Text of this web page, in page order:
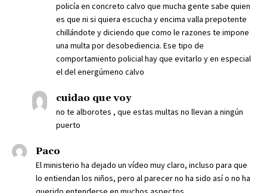
policía en concreto calvo que mucha gente sabe quien
es que ni si quiera escucha y encima valla prepotente
chillándote y diciendo que como le razones te impone
una multa por desobediencia. Ese tipo de
comportamiento policial hay que evitarlo y en especial
el del energúmeno calvo
cuidao que voy
no te alborotes , que estas multas no llevan a ningún
puerto
Paco
El ministerio ha dejado un vídeo muy claro, incluso para que
lo entiendan los niños, pero al parecer no ha sido así o no ha